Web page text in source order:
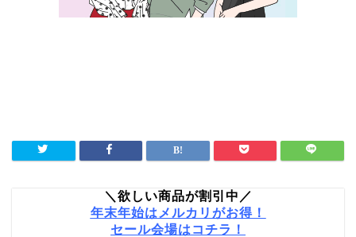
＼欲しい商品が割引中／
年末年始はメルカリがお得！
セール会場はコチラ！